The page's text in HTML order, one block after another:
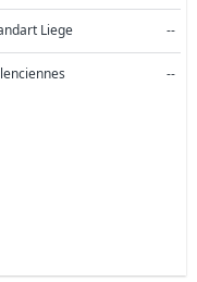
Liege --
--